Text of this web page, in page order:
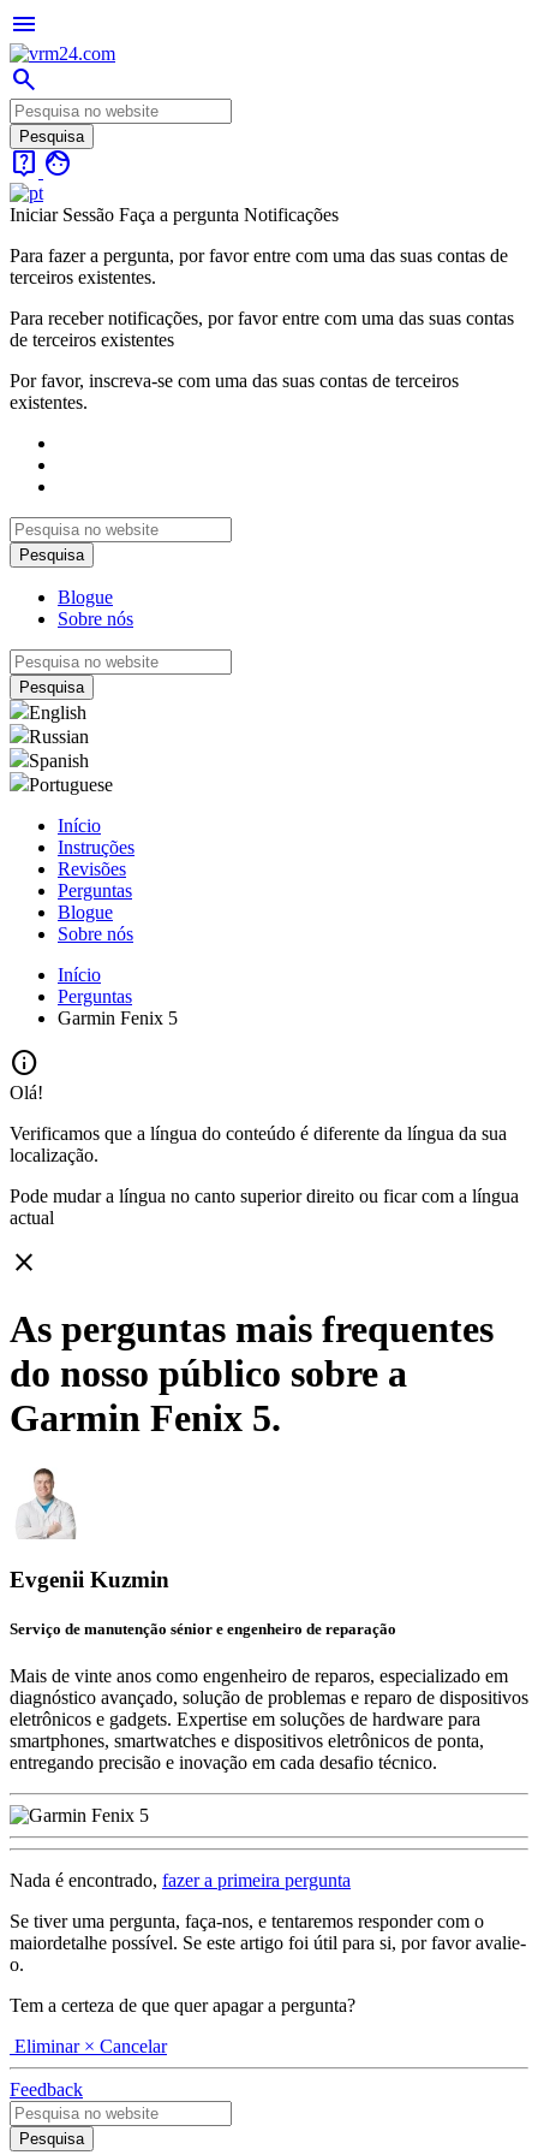
menu
search
live_help face
Iniciar Sessão Faça a pergunta Notificações
Para fazer a pergunta, por favor entre com uma das suas contas de
terceiros existentes.
Para receber notificações, por favor entre com uma das suas contas
de terceiros existentes
Por favor, inscreva-se com uma das suas contas de terceiros
existentes.
Blogue
Sobre nós
English
Russian
Spanish
Portuguese
Início
Instruções
Revisões
Perguntas
Blogue
Sobre nós
Início
Perguntas
Garmin Fenix 5
info
Olá!
Verificamos que a língua do conteúdo é diferente da língua da sua
localização.
Pode mudar a língua no canto superior direito ou ficar com a língua
actual
close
As perguntas mais frequentes
do nosso público sobre a
Garmin Fenix 5.
Evgenii Kuzmin
Serviço de manutenção sénior e engenheiro de reparação
Mais de vinte anos como engenheiro de reparos, especializado em
diagnóstico avançado, solução de problemas e reparo de dispositivos
eletrônicos e gadgets. Expertise em soluções de hardware para
smartphones, smartwatches e dispositivos eletrônicos de ponta,
entregando precisão e inovação em cada desafio técnico.
Nada é encontrado, fazer a primeira pergunta
Se tiver uma pergunta, faça-nos, e tentaremos responder com o
maiordetalhe possível. Se este artigo foi útil para si, por favor avalie-
o.
Tem a certeza de que quer apagar a pergunta?
Eliminar × Cancelar
Feedback